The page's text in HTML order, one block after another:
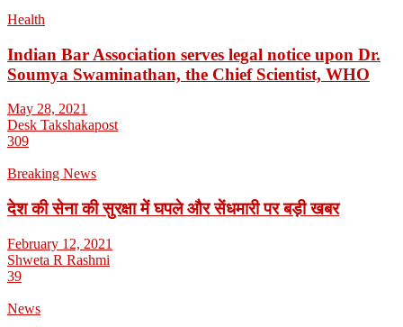
Health
Indian Bar Association serves legal notice upon Dr.
Soumya Swaminathan, the Chief Scientist, WHO
May 28, 2021
Desk Takshakapost
309
Breaking News
देश की सेना की सुरक्षा में घपले और सेंधमारी पर बड़ी खबर
February 12, 2021
Shweta R Rashmi
39
News